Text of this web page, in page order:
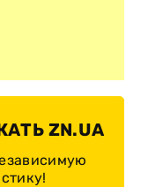
ZN.UA